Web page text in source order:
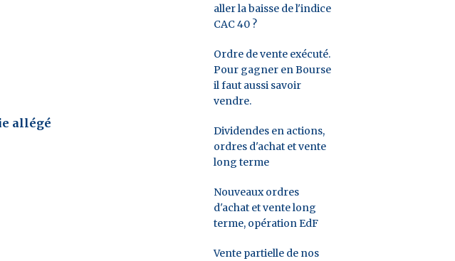
allégé
aller la baisse de l'indice
CAC 40 ?
Ordre de vente exécuté.
Pour gagner en Bourse
il faut aussi savoir
vendre.
Dividendes en actions,
ordres d'achat et vente
long terme
Nouveaux ordres
d'achat et vente long
terme, opération EdF
Vente partielle de nos